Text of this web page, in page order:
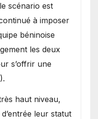
scénario est
à imposer
béninoise
les deux
s’offrir une
haut niveau,
leur statut